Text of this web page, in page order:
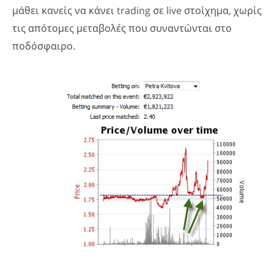
μάθει κανείς να κάνει trading σε live στοίχημα, χωρίς
τις απότομες μεταβολές που συναντώνται στο
ποδόσφαιρο.